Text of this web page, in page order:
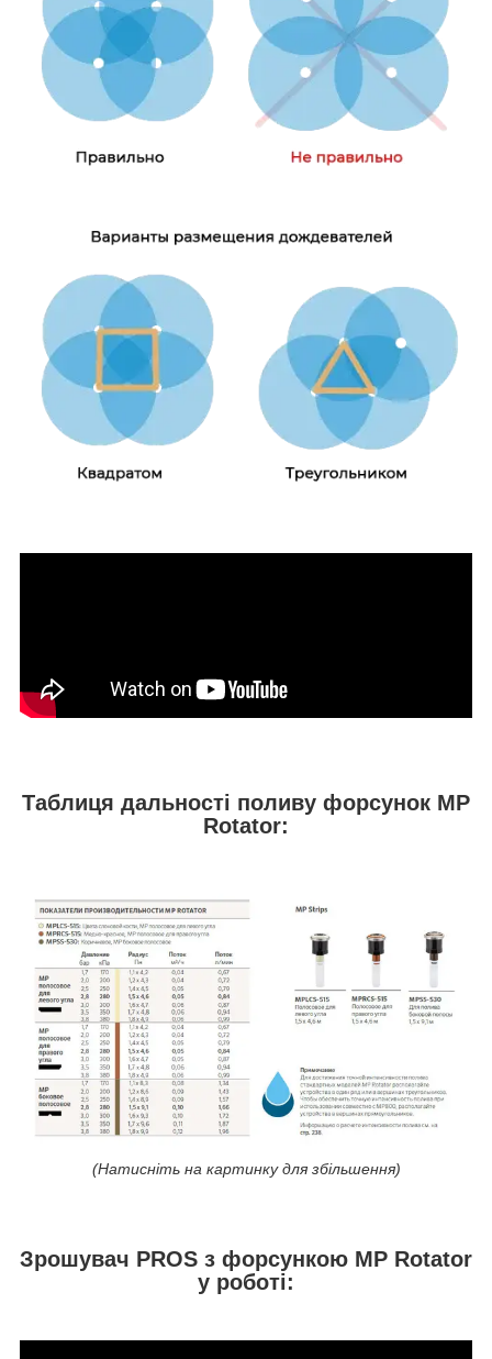
Таблиця дальності поливу форсунок MP
Rotator:
(Натисніть на картинку для збільшення)
Зрошувач PROS з форсункою MP Rotator
у роботі: